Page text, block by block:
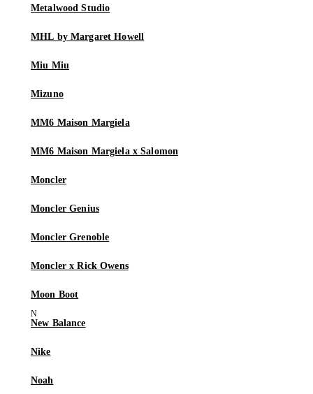
Metalwood Studio
MHL by Margaret Howell
Miu Miu
Mizuno
MM6 Maison Margiela
MM6 Maison Margiela x Salomon
Moncler
Moncler Genius
Moncler Grenoble
Moncler x Rick Owens
Moon Boot
New Balance
Nike
Noah